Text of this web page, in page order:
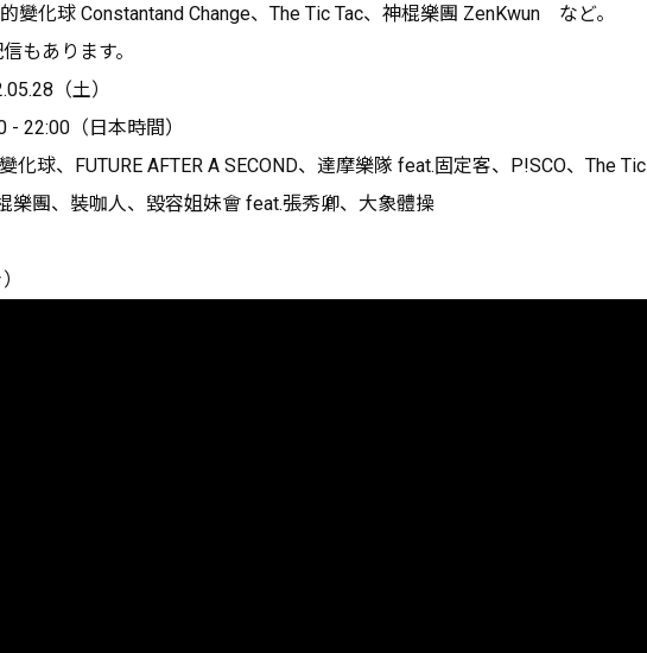
變化球 Constantand Change、The Tic Tac、神棍樂團 ZenKwun など。
もあります。
（土）
22:00（日本時間）
球、FUTURE AFTER A SECOND、達摩樂隊 feat.固定客、P!SCO、The Tic
樂團、裝咖人、毀容姐妹會 feat.張秀卿、大象體操